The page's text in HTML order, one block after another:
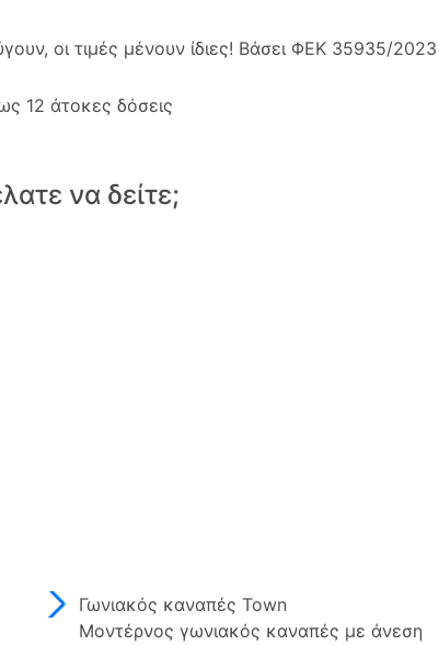
οι τιμές μένουν ίδιες! Βάσει ΦΕΚ 35935/2023
12 άτοκες δόσεις
Γωνιακός καναπές Town
Μοντέρνος γωνιακός καναπές με άνεση